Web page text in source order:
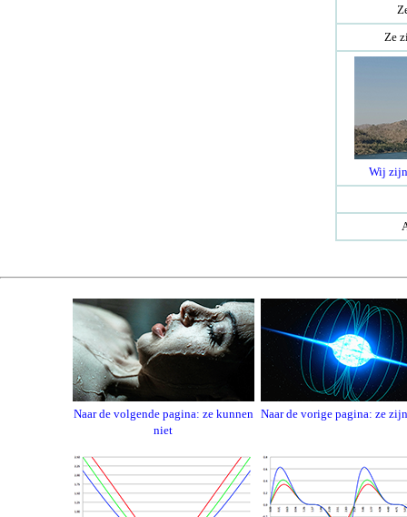
Ze
Wij
Naar de volgende pagina: ze kunnen
niet
Naar de vorige pagina: ze